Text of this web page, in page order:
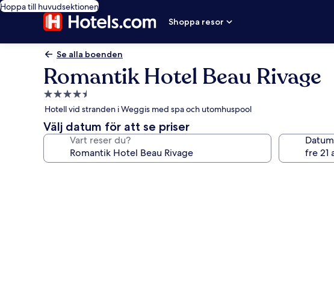
Hoppa till huvudsektionen
Shoppa resor
Se alla boenden
Romantik Hotel Beau Rivage
4.5-
stjärnigt
boende
Hotell vid stranden i Weggis med spa och utomhuspool
Välj datum för att se priser
Vart reser du? Datum